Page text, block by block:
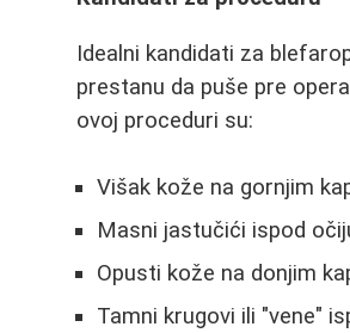
Idealni kandidati za
prestanu da puše pre
ovoj proceduri su:
Višak kože na gornjim
Masni jastučići ispod
Opusti kože na donjim
Tamni krugovi ili "vene"